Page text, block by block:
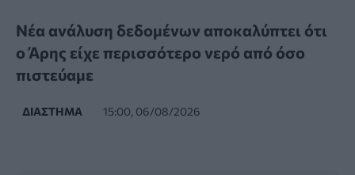
Νέα ανάλυση δεδομένων αποκαλύπτει ότι
ο Άρης είχε περισσότερο νερό από όσο
πιστεύαμε
ΔΙΆΣΤΗΜΑ 15:00, 06/08/2026